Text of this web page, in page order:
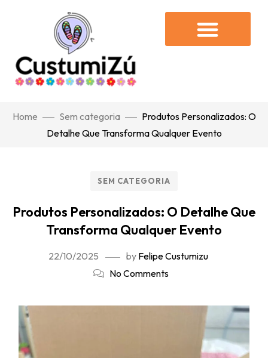
Home Sem categoria
Produtos Personalizados: O
Detalhe Que Transforma Qualquer Evento
SEM CATEGORIA
Produtos Personalizados: O Detalhe Que
Transforma Qualquer Evento
22/10/2025 by Felipe Custumizu
No Comments